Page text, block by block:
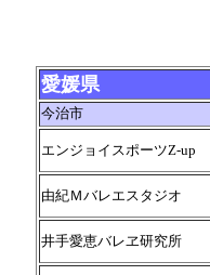
愛媛県
今治市
エンジョイスポーツZ-up
由紀Ｍバレエスタジオ
井手愛恵バレヱ研究所